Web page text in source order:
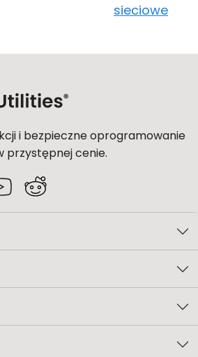
sieciowe
i bezpieczne oprogramowanie
przystępnej cenie.